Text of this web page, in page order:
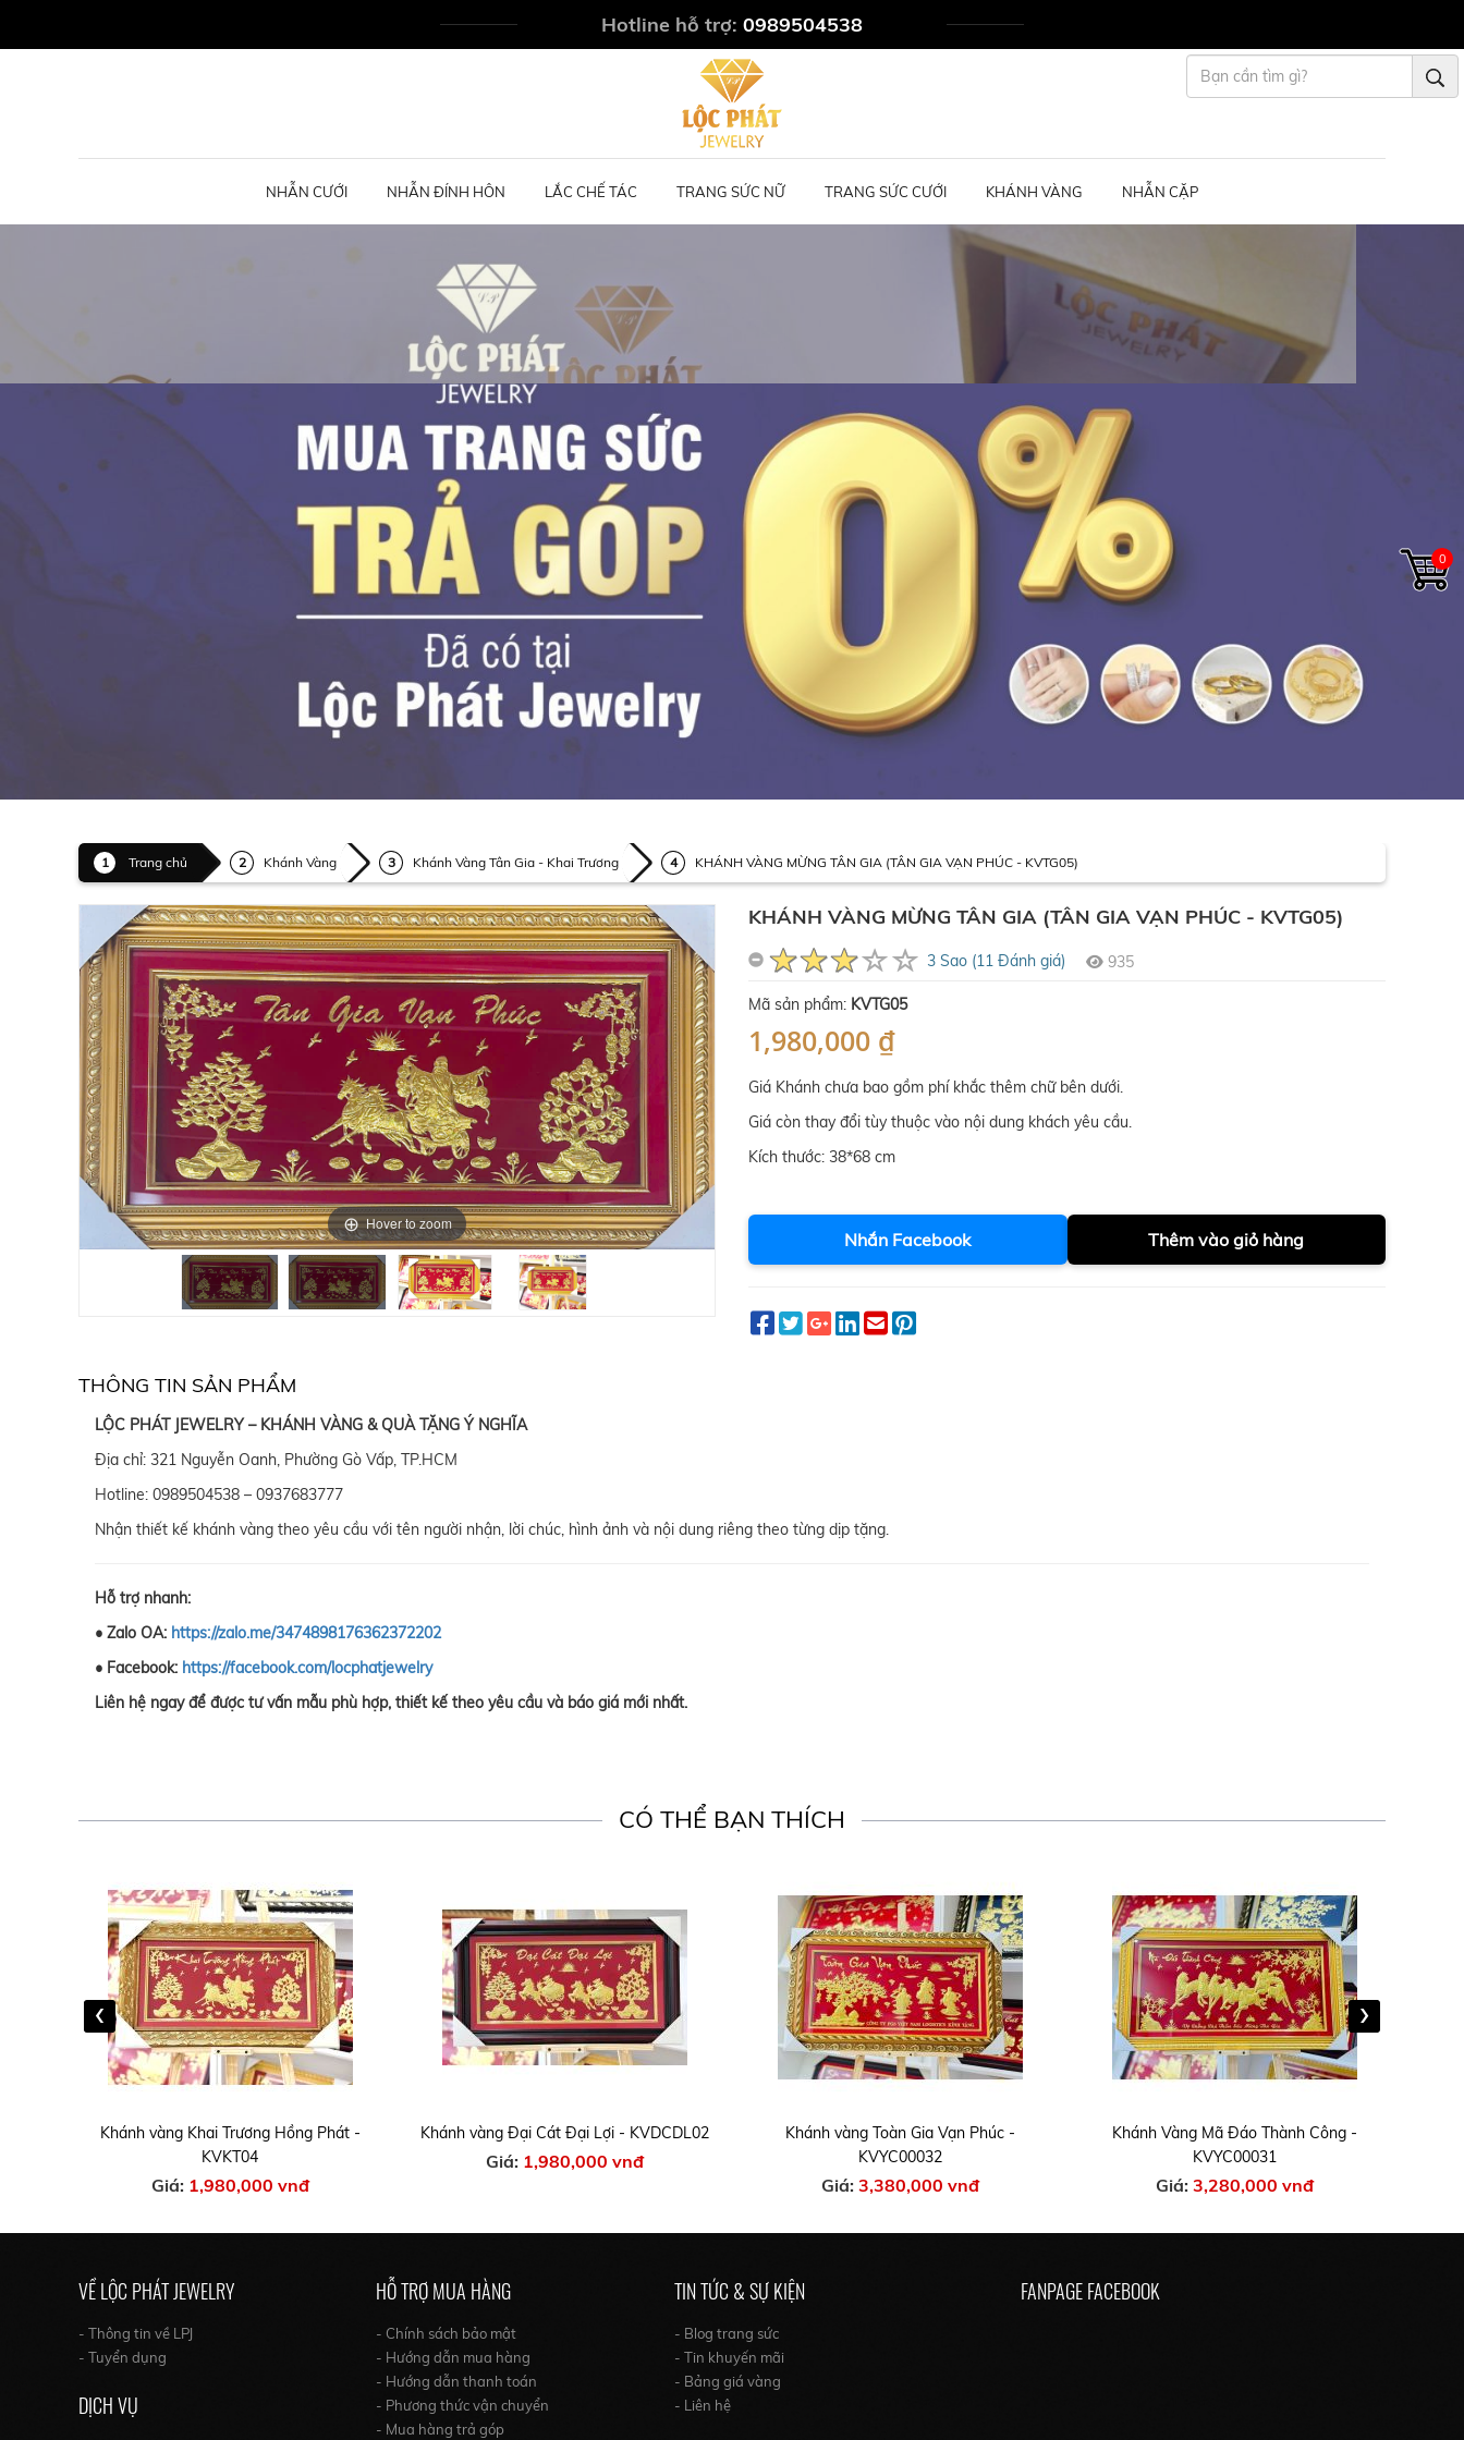
Hotline hỗ trợ: 0989504538
NHẪN CƯỚI NHẪN ĐÍNH HÔN LẮC CHẾ TÁC TRANG SỨC NỮ TRANG SỨC CƯỚI KHÁNH VÀNG NHẪN CẶP
Trang chủ Khánh Vàng Khánh Vàng Tân Gia - Khai Trương KHÁNH VÀNG MỪNG TÂN GIA (TÂN GIA VẠN PHÚC - KVTG05)
Hover to zoom
KHÁNH VÀNG MỪNG TÂN GIA (TÂN GIA VẠN PHÚC - KVTG05)
3 Sao (11 Đánh giá) 935
Mã sản phẩm: KVTG05
1,980,000 ₫
Giá Khánh chưa bao gồm phí khắc thêm chữ bên dưới.
Giá còn thay đổi tùy thuộc vào nội dung khách yêu cầu.
Kích thước: 38*68 cm
Nhắn Facebook Thêm vào giỏ hàng
THÔNG TIN SẢN PHẨM
LỘC PHÁT JEWELRY – KHÁNH VÀNG & QUÀ TẶNG Ý NGHĨA
Địa chỉ: 321 Nguyễn Oanh, Phường Gò Vấp, TP.HCM
Hotline: 0989504538 – 0937683777
Nhận thiết kế khánh vàng theo yêu cầu với tên người nhận, lời chúc, hình ảnh và nội dung riêng theo từng dịp tặng.
Hỗ trợ nhanh:
• Zalo OA: https://zalo.me/3474898176362372202
• Facebook: https://facebook.com/locphatjewelry
Liên hệ ngay để được tư vấn mẫu phù hợp, thiết kế theo yêu cầu và báo giá mới nhất.
CÓ THỂ BẠN THÍCH
Khánh vàng Khai Trương Hồng Phát -
KVKT04
Giá: 1,980,000 vnđ
Khánh vàng Đại Cát Đại Lợi - KVDCDL02
Giá: 1,980,000 vnđ
Khánh vàng Toàn Gia Vạn Phúc -
KVYC00032
Giá: 3,380,000 vnđ
Khánh Vàng Mã Đáo Thành Công -
KVYC00031
Giá:3,280,000 vnđ
‹ ›
VỀ LỘC PHÁT JEWELRY
- Thông tin về LPJ
- Tuyển dụng
DỊCH VỤ
HỖ TRỢ MUA HÀNG
- Chính sách bảo mật
- Hướng dẫn mua hàng
- Hướng dẫn thanh toán
- Phương thức vận chuyển
- Mua hàng trả góp
TIN TỨC & SỰ KIỆN
- Blog trang sức
- Tin khuyến mãi
- Bảng giá vàng
- Liên hệ
FANPAGE FACEBOOK
0